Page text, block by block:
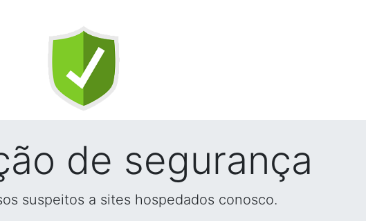
de segurança
suspeitos a sites hospedados conosco.